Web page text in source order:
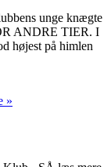
unge knægte
ANDRE TIER. I
højest på himlen
»